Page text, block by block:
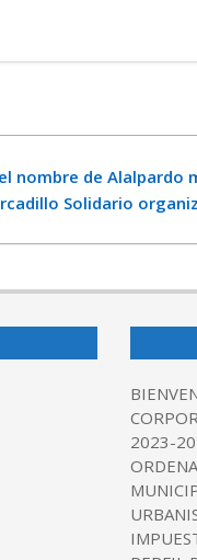
el nombre de
Solidario
2023-